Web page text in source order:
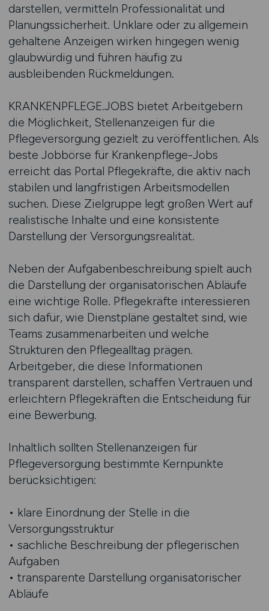
darstellen, vermitteln Professionalität und
Planungssicherheit. Unklare oder zu allgemein
gehaltene Anzeigen wirken hingegen wenig
glaubwürdig und führen häufig zu
ausbleibenden Rückmeldungen.
KRANKENPFLEGE.JOBS bietet Arbeitgebern
die Möglichkeit, Stellenanzeigen für die
Pflegeversorgung gezielt zu veröffentlichen. Als
beste Jobbörse für Krankenpflege-Jobs
erreicht das Portal Pflegekräfte, die aktiv nach
stabilen und langfristigen Arbeitsmodellen
suchen. Diese Zielgruppe legt großen Wert auf
realistische Inhalte und eine konsistente
Darstellung der Versorgungsrealität.
Neben der Aufgabenbeschreibung spielt auch
die Darstellung der organisatorischen Abläufe
eine wichtige Rolle. Pflegekräfte interessieren
sich dafür, wie Dienstpläne gestaltet sind, wie
Teams zusammenarbeiten und welche
Strukturen den Pflegealltag prägen.
Arbeitgeber, die diese Informationen
transparent darstellen, schaffen Vertrauen und
erleichtern Pflegekräften die Entscheidung für
eine Bewerbung.
Inhaltlich sollten Stellenanzeigen für
Pflegeversorgung bestimmte Kernpunkte
berücksichtigen:
• klare Einordnung der Stelle in die
Versorgungsstruktur
• sachliche Beschreibung der pflegerischen
Aufgaben
• transparente Darstellung organisatorischer
Abläufe